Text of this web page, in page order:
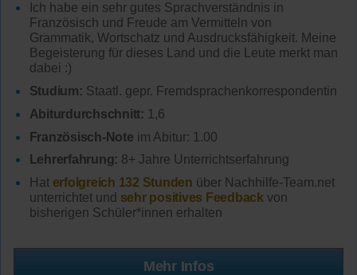
Ich habe ein sehr gutes Sprachverständnis in
Französisch und Freude am Vermitteln von
Grammatik, Wortschatz und Ausdrucksfähigkeit. Meine
Begeisterung für dieses Land und die Leute merkt man
dabei :)
Studium: Staatl. gepr. Fremdsprachenkorrespondentin
Abiturdurchschnitt: 1,6
Französisch-Note im Abitur: 1.00
Lehrerfahrung: 8+ Jahre Unterrichtserfahrung
Hat erfolgreich 132 Stunden über Nachhilfe-Team.net
unterrichtet und sehr positives Feedback von
bisherigen Schüler*innen erhalten
Mehr Infos